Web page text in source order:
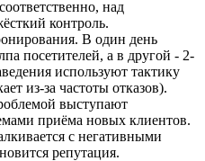
над
контроль.
В один день
посетителей, а в другой - 2-
используют тактику
из-за частоты отказов).
выступают
приёма новых клиентов.
с негативными
репутация.